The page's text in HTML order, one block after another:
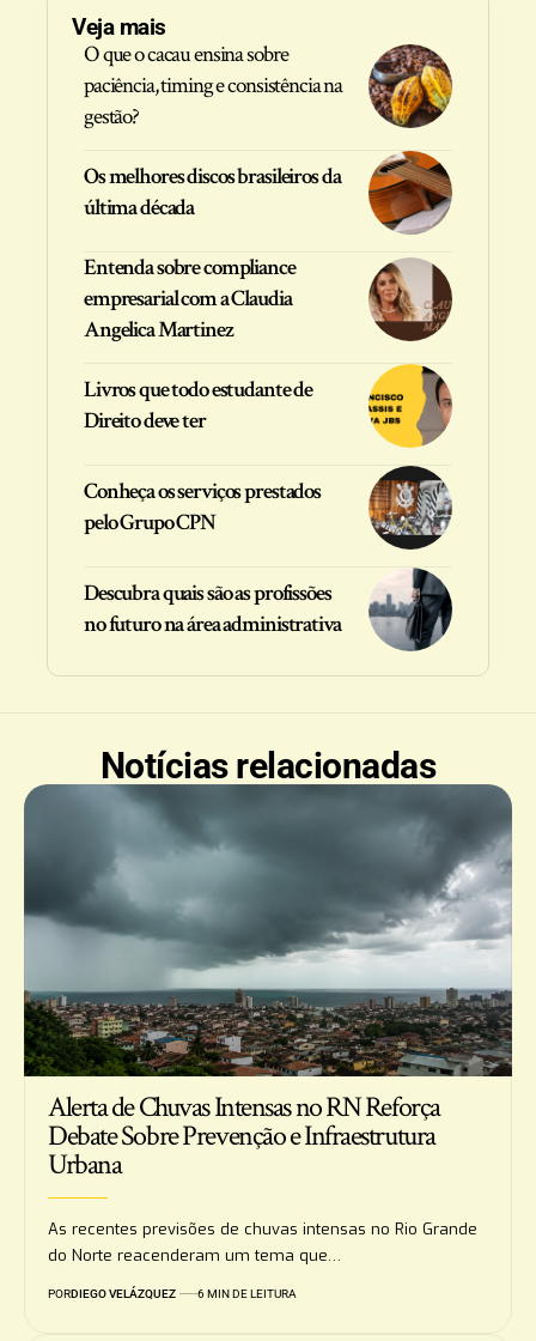
Veja mais
O que o cacau ensina sobre
paciência, timing e consistência na
gestão?
Os melhores discos brasileiros da
última década
Entenda sobre compliance
empresarial com a Claudia
Angelica Martinez
Livros que todo estudante de
Direito deve ter
Conheça os serviços prestados
pelo Grupo CPN
Descubra quais são as profissões
no futuro na área administrativa
Notícias relacionadas
Alerta de Chuvas Intensas no RN Reforça
Debate Sobre Prevenção e Infraestrutura
Urbana
As recentes previsões de chuvas intensas no Rio Grande
do Norte reacenderam um tema que…
PORDIEGO VELÁZQUEZ 6 MIN DE LEITURA